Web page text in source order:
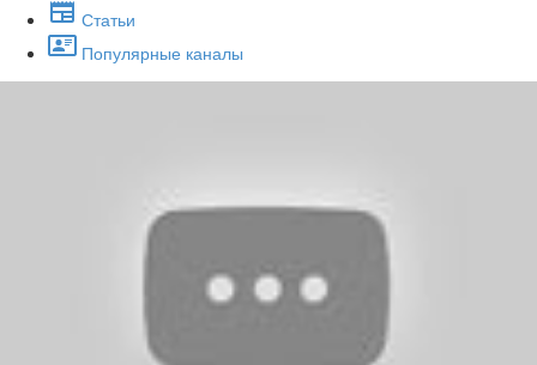
Статьи
Популярные каналы